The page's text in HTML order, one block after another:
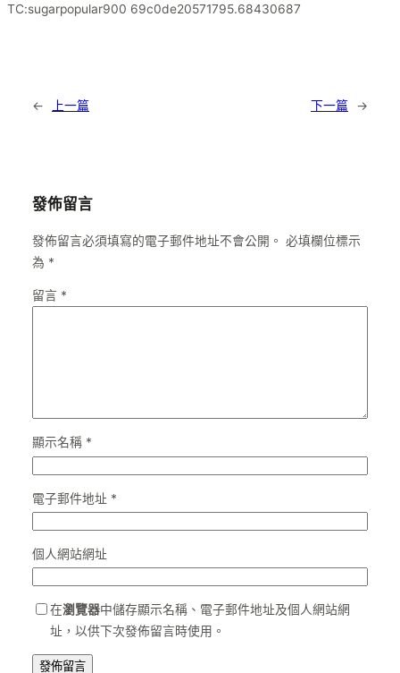
TC:sugarpopular900 69c0de20571795.68430687
← 上一篇 下一篇 →
發佈留言
發佈留言必須填寫的電子郵件地址不會公開。 必填欄位標示
為 *
留言 *
顯示名稱 *
電子郵件地址 *
個人網站網址
在瀏覽器中儲存顯示名稱、電子郵件地址及個人網站網
址，以供下次發佈留言時使用。